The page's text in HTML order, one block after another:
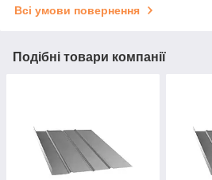
Всі умови повернення
Подібні товари компанії